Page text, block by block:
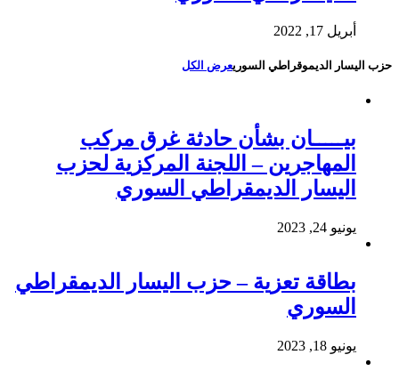
أبريل 17, 2022
حزب اليسار الديموقراطي السوريعرض الكل
بيـــــان بشأن حادثة غرق مركب
المهاجرين – اللجنة المركزية لحزب
اليسار الديمقراطي السوري
يونيو 24, 2023
بطاقة تعزية – حزب اليسار الديمقراطي
السوري
يونيو 18, 2023